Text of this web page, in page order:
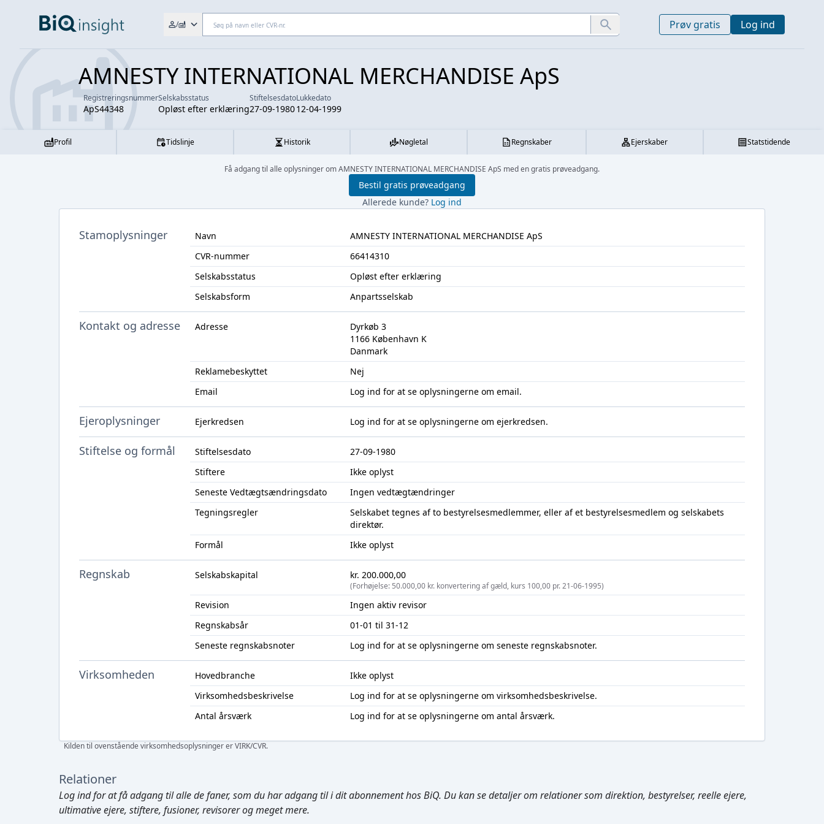
/ Prøv gratis Log ind
AMNESTY INTERNATIONAL MERCHANDISE ApS
Registreringsnummer
ApS44348
Selskabsstatus
Opløst efter erklæring
Stiftelsesdato
27-09-1980
Lukkedato
12-04-1999
Profil Tidslinje Historik Nøgletal Regnskaber Ejerskaber Statstidende
Få adgang til alle oplysninger om AMNESTY INTERNATIONAL MERCHANDISE ApS med en gratis prøveadgang.
Bestil gratis prøveadgang
Allerede kunde? Log ind
Stamoplysninger Navn
AMNESTY INTERNATIONAL MERCHANDISE ApS
CVR-nummer
66414310
Selskabsstatus
Opløst efter erklæring
Selskabsform
Anpartsselskab
Kontakt og adresse Adresse
Dyrkøb 3
1166 København K
Danmark
Reklamebeskyttet
Nej
Email
Log ind for at se oplysningerne om email.
Ejeroplysninger Ejerkredsen Log ind for at se oplysningerne om ejerkredsen.
Stiftelse og formål Stiftelsesdato
27-09-1980
Stiftere
Ikke oplyst
Seneste Vedtægtsændringsdato
Ingen vedtægtændringer
Tegningsregler
Selskabet tegnes af to bestyrelsesmedlemmer, eller af et bestyrelsesmedlem og selskabets
direktør.
Formål
Ikke oplyst
Regnskab Selskabskapital kr. 200.000,00
(Forhøjelse: 50.000,00 kr. konvertering af gæld, kurs 100,00 pr. 21-06-1995)
Revision
Ingen aktiv revisor
Regnskabsår
01-01 til 31-12
Seneste regnskabsnoter
Log ind for at se oplysningerne om seneste regnskabsnoter.
Virksomheden Hovedbranche
Ikke oplyst
Virksomhedsbeskrivelse
Log ind for at se oplysningerne om virksomhedsbeskrivelse.
Antal årsværk
Log ind for at se oplysningerne om antal årsværk.
Kilden til ovenstående virksomhedsoplysninger er VIRK/CVR.
Relationer
Log indfor at få adgang til alle de faner, som du har adgang til i dit abonnement hos BiQ. Du kan se detaljer om relationer som direktion, bestyrelser, reelle ejere,
ultimative ejere, stiftere, fusioner, revisorer og meget mere.